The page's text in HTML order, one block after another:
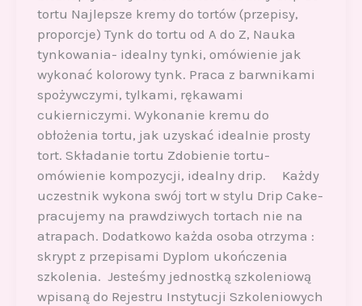
tortu Najlepsze kremy do tortów (przepisy,
proporcje) Tynk do tortu od A do Z, Nauka
tynkowania- idealny tynki, omówienie jak
wykonać kolorowy tynk. Praca z barwnikami
spożywczymi, tylkami, rękawami
cukierniczymi. Wykonanie kremu do
obłożenia tortu, jak uzyskać idealnie prosty
tort. Składanie tortu Zdobienie tortu-
omówienie kompozycji, idealny drip. Każdy
uczestnik wykona swój tort w stylu Drip Cake-
pracujemy na prawdziwych tortach nie na
atrapach. Dodatkowo każda osoba otrzyma :
skrypt z przepisami Dyplom ukończenia
szkolenia. Jesteśmy jednostką szkoleniową
wpisaną do Rejestru Instytucji Szkoleniowych